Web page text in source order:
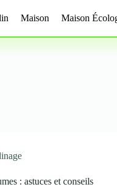
Maison Maison
: astuces et conseils